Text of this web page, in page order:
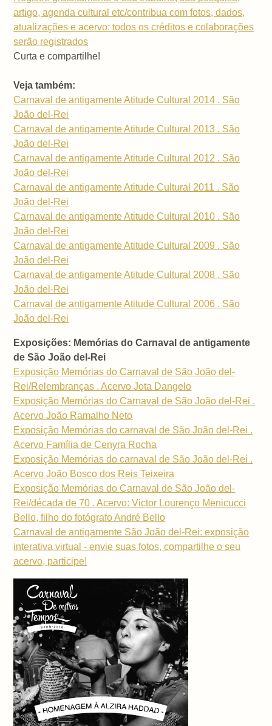
artigo, agenda cultural etc/contribua com fotos, dados,
atualizações e acervo: todos os créditos e colaborações
serão registrados
Curta e compartilhe!
Veja também:
Carnaval de antigamente Atitude Cultural 2014 . São
João del-Rei
Carnaval de antigamente Atitude Cultural 2013 . São
João del-Rei
Carnaval de antigamente Atitude Cultural 2012 . São
João del-Rei
Carnaval de antigamente Atitude Cultural 2011 . São
João del-Rei
Carnaval de antigamente Atitude Cultural 2010 . São
João del-Rei
Carnaval de antigamente Atitude Cultural 2009 . São
João del-Rei
Carnaval de antigamente Atitude Cultural 2008 . São
João del-Rei
Carnaval de antigamente Atitude Cultural 2006 . São
João del-Rei
Exposições: Memórias do Carnaval de antigamente
de São João del-Rei
Exposição Memórias do Carnaval de São João del-
Rei/Relembranças . Acervo Jota Dangelo
Exposição Memórias do Carnaval de São João del-Rei .
Acervo João Ramalho Neto
Exposição Memórias do carnaval de São João del-Rei .
Acervo Família de Cenyra Rocha
Exposição Memórias do carnaval de São João del-Rei .
Acervo João Bosco dos Reis Teixeira
Exposição Memórias do Carnaval de São João del-
Rei/década de 70 . Acervo: Victor Lourenço Menicucci
Bello, filho do fotógrafo André Bello
Carnaval de antigamente São João del-Rei: exposição
interativa virtual - envie suas fotos, compartilhe o seu
acervo, participe!